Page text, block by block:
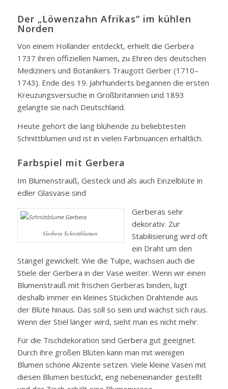
Der „Löwenzahn Afrikas“ im kühlen
Norden
Von einem Holländer entdeckt, erhielt die Gerbera
1737 ihren offiziellen Namen, zu Ehren des deutschen
Mediziners und Botanikers Traugott Gerber (1710–
1743). Ende des 19. Jahrhunderts begannen die ersten
Kreuzungsversuche in Großbritannien und 1893
gelangte sie nach Deutschland.
Heute gehört die lang blühende zu beliebtesten
Schnittblumen und ist in vielen Farbnuancen erhältlich.
Farbspiel mit Gerbera
Im Blumenstrauß, Gesteck und als auch Einzelblüte in
edler Glasvase sind
Gerbera Schnittblumen
Gerberas sehr
dekorativ. Zur
Stabilisierung wird oft
ein Draht um den
Stängel gewickelt. Wie die Tulpe, wachsen auch die
Stiele der Gerbera in der Vase weiter. Wenn wir einen
Blumenstrauß mit frischen Gerberas binden, lugt
deshalb immer ein kleines Stückchen Drahtende aus
der Blüte hinaus. Das soll so sein und wächst sich raus.
Wenn der Stiel länger wird, sieht man es nicht mehr.
Für die Tischdekoration sind Gerbera gut geeignet.
Durch ihre großen Blüten kann man mit wenigen
Blumen schöne Akzente setzen. Viele kleine Vasen mit
diesen Blumen bestückt, eng nebeneinander gestellt